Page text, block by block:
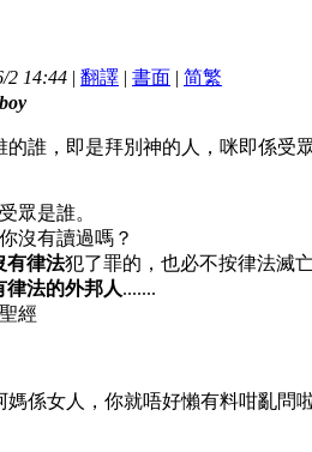
2 14:44 | 翻譯 | 書面 | 简繁
的誰，即是拜別神的人，咪即係受
眾是誰。
沒有讀過嗎？
有律法犯了罪的，也必不按律法滅
律法的外邦人.......
經
媽係女人，你就唔好懶有料咁亂問